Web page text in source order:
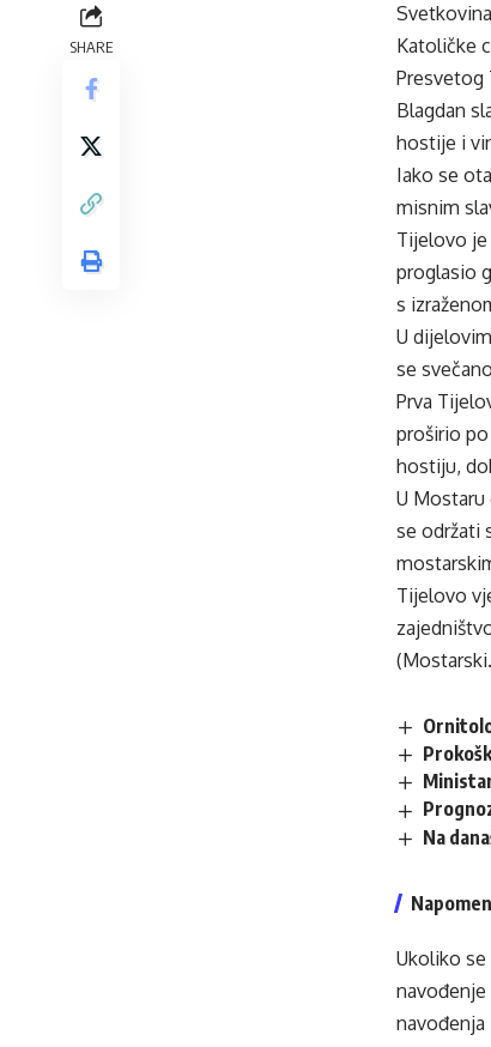
SHARE
Katoličke
Presvetog
Blagdan
hostije i
Iako se
misnim
Tijelovo je
proglasio
s
U
se
Prva
proširio
hostiju,
U Mostaru
se održati
Tijelovo
Na
Ukoliko
navođenja